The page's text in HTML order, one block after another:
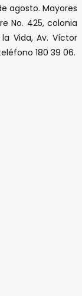
agosto. Mayores
No. 425, colonia
Vida, Av. Víctor
180 39 06.